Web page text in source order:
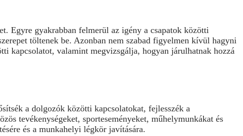
Egyre gyakrabban felmerül az igény a csapatok közötti
töltenek be. Azonban nem szabad figyelmen kívül hagyni
kapcsolatot, valamint megvizsgálja, hogyan járulhatnak hozzá
a dolgozók közötti kapcsolatokat, fejlesszék a
tevékenységeket, sporteseményeket, műhelymunkákat és
és a munkahelyi légkör javítására.